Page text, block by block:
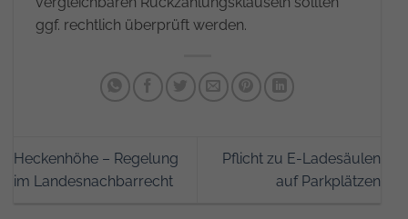
ggf. rechtlich überprüft werden.
Heckenhöhe – Regelung
im Landesnachbarrecht
Pflicht zu E-Ladesäulen
auf Parkplätzen